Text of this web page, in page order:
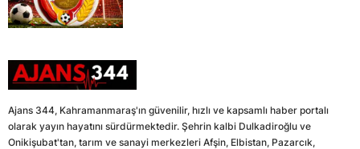
Ajans 344, Kahramanmaraş'ın güvenilir, hızlı ve kapsamlı haber portalı
olarak yayın hayatını sürdürmektedir. Şehrin kalbi Dulkadiroğlu ve
Onikişubat'tan, tarım ve sanayi merkezleri Afşin, Elbistan, Pazarcık,